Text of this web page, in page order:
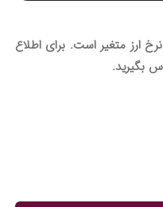
ارز متغیر است. برای اطلاع
بگیرید.